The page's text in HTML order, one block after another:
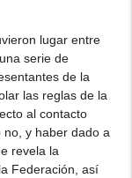
lugar entre
serie de
de la
las reglas de la
al contacto
y haber dado a
revela la
Federación, así